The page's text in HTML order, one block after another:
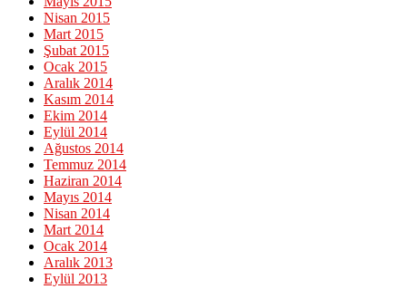
Nisan 2015
Mart 2015
Şubat 2015
Ocak 2015
Aralık 2014
Kasım 2014
Ekim 2014
Eylül 2014
Ağustos 2014
Temmuz 2014
Haziran 2014
Mayıs 2014
Nisan 2014
Mart 2014
Ocak 2014
Aralık 2013
Eylül 2013